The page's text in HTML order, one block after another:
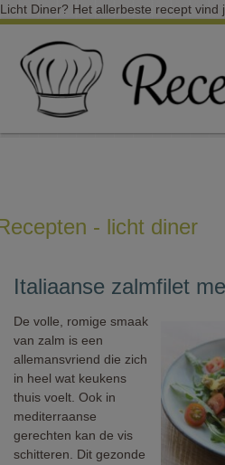
Licht Diner? Het allerbeste recept vind
- licht diner
Italiaanse zalmfilet
De volle, romige smaak
van zalm is een
allemansvriend die zich
in heel wat keukens
thuis voelt. Ook in
mediterraanse
gerechten kan de vis
schitteren. Dit gezonde